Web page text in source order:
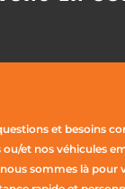
et besoins
et nos véhicules
sommes là pour